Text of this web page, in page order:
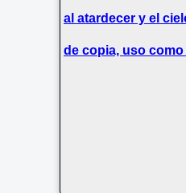
al atardecer y el
de copia, uso